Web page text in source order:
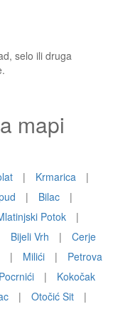
selo ili druga
mapi
| Krmarica
|
| Bilac
|
Potok
|
Bijeli Vrh |
Cerje
| Milići |
Petrova
Pocrnići |
Kokočak
| Otočić Sit
|